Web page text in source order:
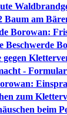
Baum am
Borowan:
Beschwerde
gegen
-
zum
beim